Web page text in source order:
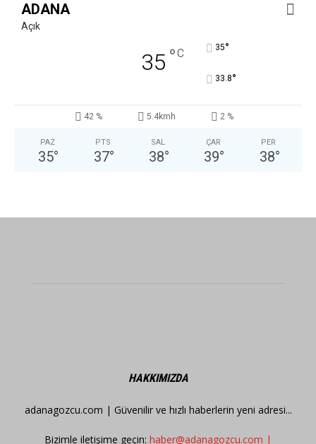
ADANA
Açık
35 °C 35°
33.8°
42 % 5.4kmh 2 %
PAZ
35°
PTS
37°
SAL
38°
ÇAR
39°
PER
38°
HAKKIMIZDA
adanagozcu.com | Güvenilir ve hızlı haberlerin yeni adresi...
Bizimle iletişime geçin: haber@adanagozcu.com |